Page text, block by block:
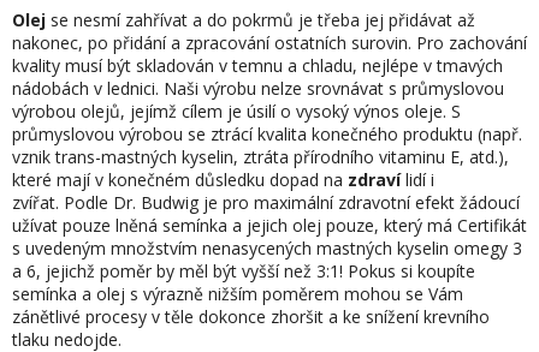
k
y
v
ý
p
i
s
u
Olej se nesmí zahřívat a do pokrmů je třeba jej přidávat až
nakonec, po přidání a zpracování ostatních surovin. Pro zachování
kvality musí být skladován v temnu a chladu, nejlépe v tmavých
nádobách v lednici. Naši výrobu nelze srovnávat s průmyslovou
výrobou olejů, jejímž cílem je úsilí o vysoký výnos oleje. S
průmyslovou výrobou se ztrácí kvalita konečného produktu (např.
vznik trans-mastných kyselin, ztráta přírodního vitaminu E, atd.),
které mají v konečném důsledku dopad na zdravílidí i
zvířat. Podle Dr. Budwig je pro maximální zdravotní efekt žádoucí
užívat pouze lněná semínka a jejich olej pouze, který má Certifikát
s uvedeným množstvím nenasycených mastných kyselin omegy 3
a 6, jejichž poměr by měl být vyšší než 3:1! Pokus si koupíte
semínka a olej s výrazně nižším poměrem mohou se Vám
zánětlivé procesy v těle dokonce zhoršit a ke snížení krevního
tlaku nedojde.